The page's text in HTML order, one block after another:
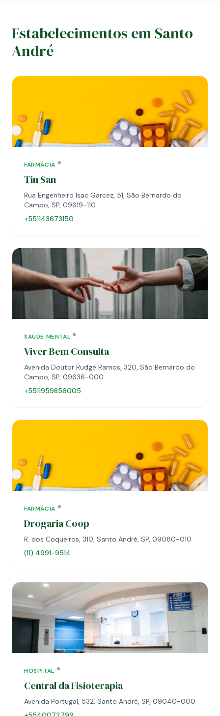
Estabelecimentos em Santo
André
FARMÁCIA
Tin San
Rua Engenheiro Isac Garcez, 51, São Bernardo do
Campo, SP, 09619-110
+551143673150
SAÚDE MENTAL
Viver Bem Consulta
Avenida Doutor Rudge Ramos, 320, São Bernardo do
Campo, SP, 09636-000
+5511959856005
FARMÁCIA
Drogaria Coop
R. dos Coqueiros, 310, Santo André, SP, 09080-010
(11) 4991-9514
HOSPITAL
Central da Fisioterapia
Avenida Portugal, 532, Santo André, SP, 09040-000